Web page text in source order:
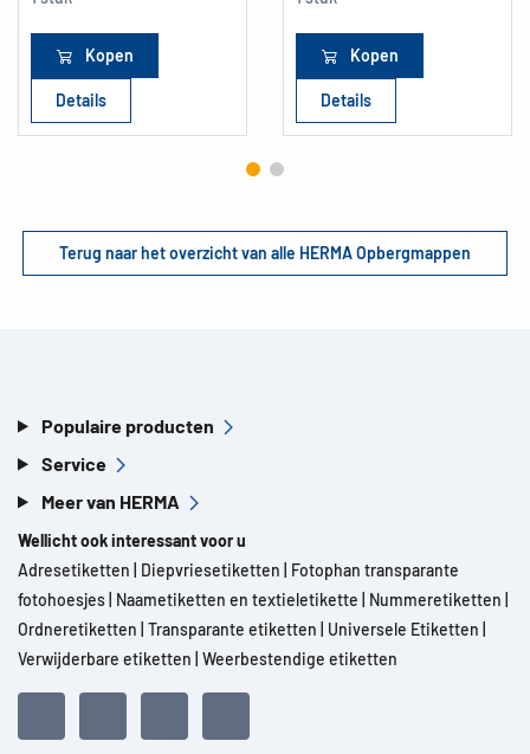
Kopen
Details
Kopen
Details
Terug naar het overzicht van alle HERMA Opbergmappen
Populaire producten
Service
Meer van HERMA
Wellicht ook interessant voor u
Adresetiketten
Diepvriesetiketten
Fotophan transparante
fotohoesjes Naametiketten en textieletikette Nummeretiketten
Ordneretiketten Transparante etiketten Universele Etiketten
Verwijderbare etiketten Weerbestendige etiketten